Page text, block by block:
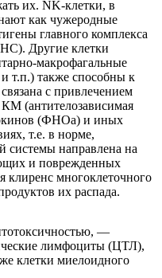
их. NK-клетки, в
как чужеродные
главного комплекса
Другие клетки
макрофагальные
т.п.) также способны к
с привлечением
(антителозависимая
(ФНОа) и иных
т.е. в норме,
системы направлена на
и поврежденных
клиренс многоклеточного
их распада.
—
лимфоциты (ЦТЛ),
клетки миелоидного